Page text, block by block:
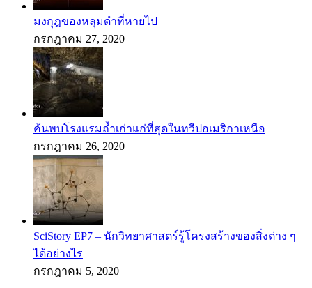
มงกุฎของหลุมดำที่หายไป
กรกฎาคม 27, 2020
ค้นพบโรงแรมถ้ำเก่าแก่ที่สุดในทวีปอเมริกาเหนือ
กรกฎาคม 26, 2020
SciStory EP7 – นักวิทยาศาสตร์รู้โครงสร้างของสิ่งต่าง ๆ
ได้อย่างไร
กรกฎาคม 5, 2020